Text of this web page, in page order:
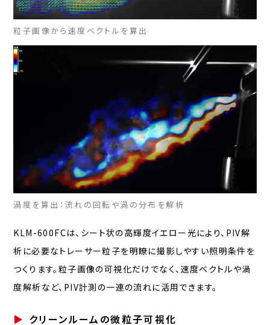
粒子画像から速度ベクトルを算出
渦度を算出：流れの回転や渦の分布を解析
KLM-600FCは、シート状の高輝度イエロー光により、PIV解
析に必要なトレーサー粒子を明瞭に撮影しやすい照明条件を
つくります。粒子画像の可視化だけでなく、速度ベクトルや渦
度解析など、PIV計測の一連の流れに活用できます。
クリーンルームの微粒子可視化